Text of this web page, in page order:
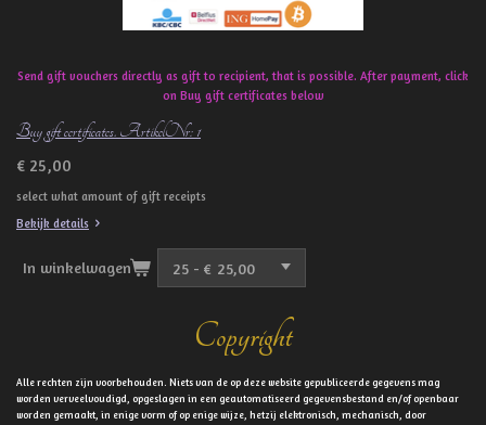
Send gift vouchers directly as gift to recipient, that is possible. After payment, click
on Buy gift certificates below
Buy gift certificates. ArtikelNr: 1
€ 25,00
select what amount of gift receipts
Bekijk details
In winkelwagen
Copyright
Alle rechten zijn voorbehouden. Niets van de op deze website gepubliceerde gegevens mag
worden verveelvoudigd, opgeslagen in een geautomatiseerd gegevensbestand en/of openbaar
worden gemaakt, in enige vorm of op enige wijze, hetzij elektronisch, mechanisch, door